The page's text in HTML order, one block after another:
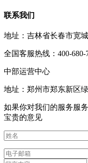
联系我们
地址：吉林省长春市宽
全国客服热线：400-680-
中部运营中心
地址：郑州市郑东新区
如果你对我们的服务服
宝贵的意见